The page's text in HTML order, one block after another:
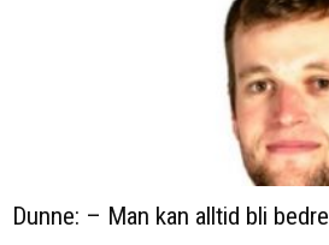
Dunne: – Man kan alltid bli bedre